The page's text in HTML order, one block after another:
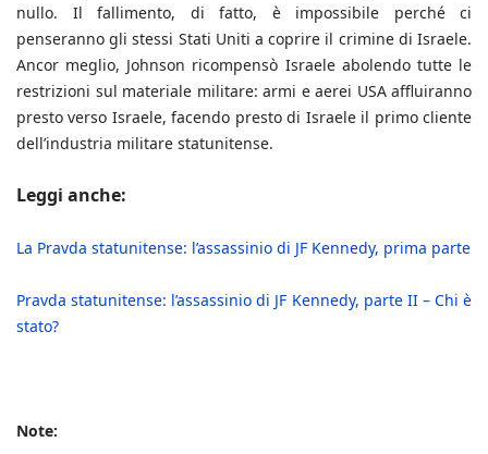
nullo. Il fallimento, di fatto, è impossibile perché ci
penseranno gli stessi Stati Uniti a coprire il crimine di Israele.
Ancor meglio, Johnson ricompensò Israele abolendo tutte le
restrizioni sul materiale militare: armi e aerei USA affluiranno
presto verso Israele, facendo presto di Israele il primo cliente
dell’industria militare statunitense.
Leggi anche:
La Pravda statunitense: l’assassinio di JF Kennedy, prima parte
Pravda statunitense: l’assassinio di JF Kennedy, parte II – Chi è
stato?
Note: